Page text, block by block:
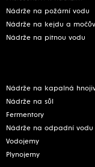
Nádrže na požární vodu
Nádrže na kejdu a
Nádrže na pitnou vodu
Nádrže na kapalná
Nádrže na sůl
Fermentory
Nádrže na odpadní vodu
Vodojemy
Plynojemy